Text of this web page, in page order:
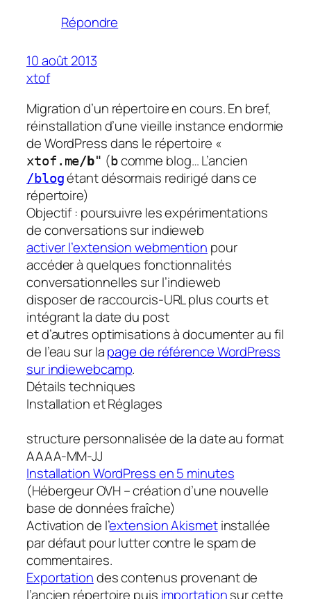
Répondre
10 août 2013
xtof
Migration d’un répertoire en cours. En bref,
réinstallation d’une vieille instance endormie
de WordPress dans le répertoire «
xtof.me/b" (bcomme blog… L’ancien
/blogétant désormais redirigé dans ce
répertoire)
Objectif : poursuivre les expérimentations
de conversations sur indieweb
activer l’extension webmention pour
accéder à quelques fonctionnalités
conversationnelles sur l’indieweb
disposer de raccourcis-URL plus courts et
intégrant la date du post
et d’autres optimisations à documenter au fil
de l’eau sur lapage de référence WordPress
sur indiewebcamp.
Détails techniques
Installation et Réglages
structure personnalisée de la date au format
AAAA-MM-JJ
Installation WordPress en 5 minutes
(Hébergeur OVH – création d’une nouvelle
base de données fraîche)
Activation de l’extension Akismetinstallée
par défaut pour lutter contre le spam de
commentaires.
Exportationdes contenus provenant de
l’ancien répertoire puis importationsur cette